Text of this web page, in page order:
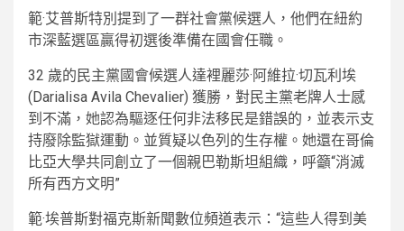
範·艾普斯特別提到了一群社會黨候選人，他們在紐約
市深藍選區贏得初選後準備在國會任職。
32 歲的民主​​黨國會候選人達裡麗莎·阿維拉·切瓦利埃
(Darialisa Avila Chevalier) 獲勝，對民主黨老牌人士感
到不滿，她認為驅逐任何非法移民是錯誤的，並表示支
持廢除監獄運動。並質疑以色列的生存權。她還在哥倫
比亞大學共同創立了一個親巴勒斯坦組織，呼籲“消滅
所有西方文明”
範·埃普斯對福克斯新聞數位頻道表示：“這些人得到美